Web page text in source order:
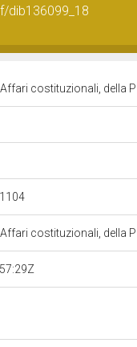
dib136099_18
costituzionali, della
costituzionali, della